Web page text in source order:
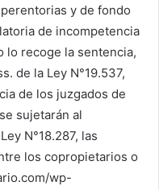
y de fondo
de incompetencia
lo recoge la sentencia,
de la Ley N°19.537,
de los juzgados de
sujetarán al
N°18.287, las
los copropietarios o
wp-